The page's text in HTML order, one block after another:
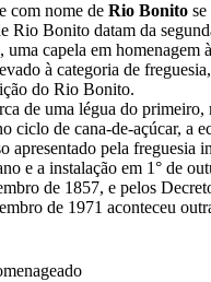
com nome de Rio Bonito
Rio Bonito datam da
uma capela em
à categoria de
do Rio Bonito.
de uma légua do primeiro,
de cana-de-açúcar, a
apresentado pela
e a instalação em 1° de
de 1857, e pelos
de 1971 aconteceu